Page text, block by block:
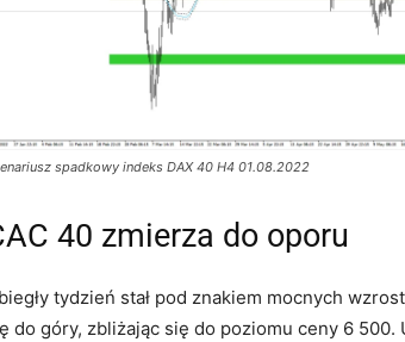
spadkowy indeks DAX 40 H4 01.08.2022
40 zmierza do oporu
tydzień stał pod znakiem mocnych
do góry, zbliżając się do poziomu ceny 6